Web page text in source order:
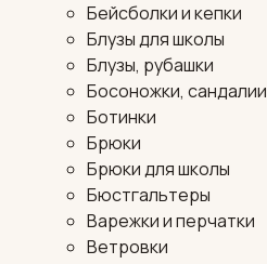
Бейсболки и кепки
Блузы для школы
Блузы, рубашки
Босоножки, сандалии
Ботинки
Брюки
Брюки для школы
Бюстгальтеры
Варежки и перчатки
Ветровки